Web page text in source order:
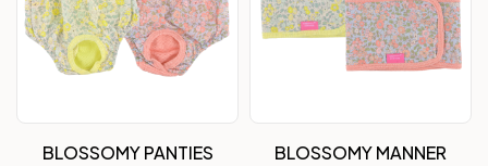
BLOSSOMY PANTIES
BLOSSOMY MANNER